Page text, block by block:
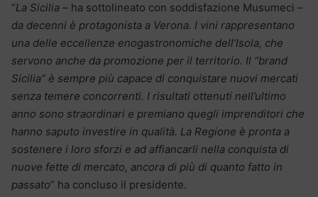
“La Sicilia – ha sottolineato con soddisfazione Musumeci –
da decenni è protagonista a Verona. I vini rappresentano
una delle eccellenze enogastronomiche dell’Isola, che
servono anche da promozione per il territorio. Il “brand
Sicilia” è sempre più capace di conquistare nuovi mercati
senza temere concorrenti. I risultati ottenuti nell’ultimo
anno sono straordinari e premiano quegli imprenditori che
hanno saputo investire in qualità. La Regione è pronta a
sostenere i loro sforzi e ad affiancarli nella conquista di
nuove fette di mercato, ancora di più di quanto fatto in
passato” ha concluso il presidente.